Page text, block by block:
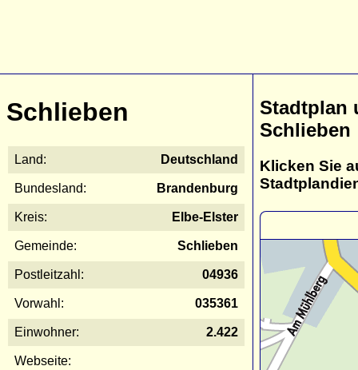
Schlieben
Land: Deutschland
Bundesland: Brandenburg
Kreis: Elbe-Elster
Gemeinde: Schlieben
Postleitzahl: 04936
Vorwahl: 035361
Einwohner: 2.422
Webseite:
Stadtplan
Schlieben
Klicken Sie